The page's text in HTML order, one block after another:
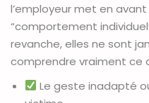
l’employeur met en
“comportement
revanche, elles ne sont
comprendre vraiment ce
Le geste inadapté